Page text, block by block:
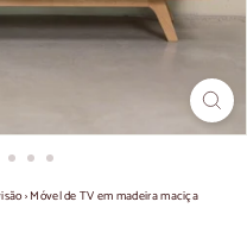
›Móvel de TV em madeira maciça